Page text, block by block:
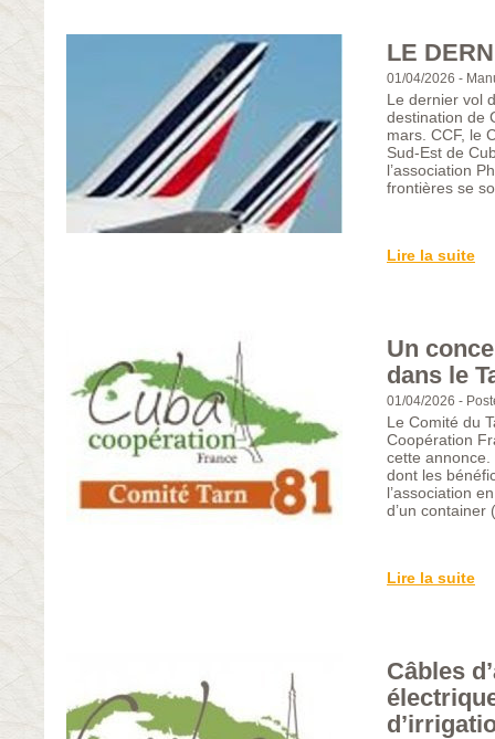
LE
01/04/2026 -
Le dernier vol
destination de
mars. CCF, le
Sud-Est de
l’association
frontières se
Lire la suite
Un
dans le
01/04/2026 -
Le Comité du
Coopération
cette annonce.
dont les
l’association
d’un
Lire la suite
Câbles